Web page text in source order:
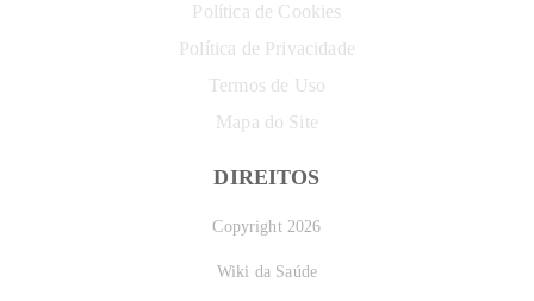
Política de Cookies
Política de Privacidade
Termos de Uso
Mapa do Site
DIREITOS
Copyright 2026
Wiki da Saúde